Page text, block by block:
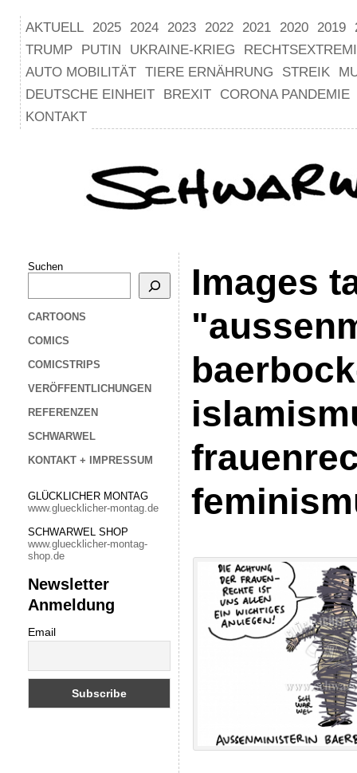
AKTUELL 2025 2024 2023 2022 2021 2020 2019
TRUMP
PUTIN UKRAINE-KRIEG
AUTO MOBILITÄT TIERE ERNÄHRUNG STREIK
DEUTSCHE EINHEIT
BREXIT
CORONA PANDEMIE
KONTAKT
Suchen
CARTOONS
COMICS
COMICSTRIPS
VERÖFFENTLICHUNGEN
REFERENZEN
SCHWARWEL
KONTAKT + IMPRESSUM
GLÜCKLICHER MONTAG
www.gluecklicher-montag.de
SCHWARWEL SHOP
www.gluecklicher-montag-
shop.de
Newsletter
Anmeldung
Email
Images